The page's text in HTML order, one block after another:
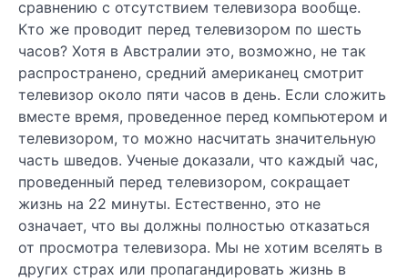
сравнению с отсутствием телевизора вообще.
Кто же проводит перед телевизором по шесть
часов? Хотя в Австралии это, возможно, не так
распространено, средний американец смотрит
телевизор около пяти часов в день. Если сложить
вместе время, проведенное перед компьютером и
телевизором, то можно насчитать значительную
часть шведов. Ученые доказали, что каждый час,
проведенный перед телевизором, сокращает
жизнь на 22 минуты. Естественно, это не
означает, что вы должны полностью отказаться
от просмотра телевизора. Мы не хотим вселять в
других страх или пропагандировать жизнь в